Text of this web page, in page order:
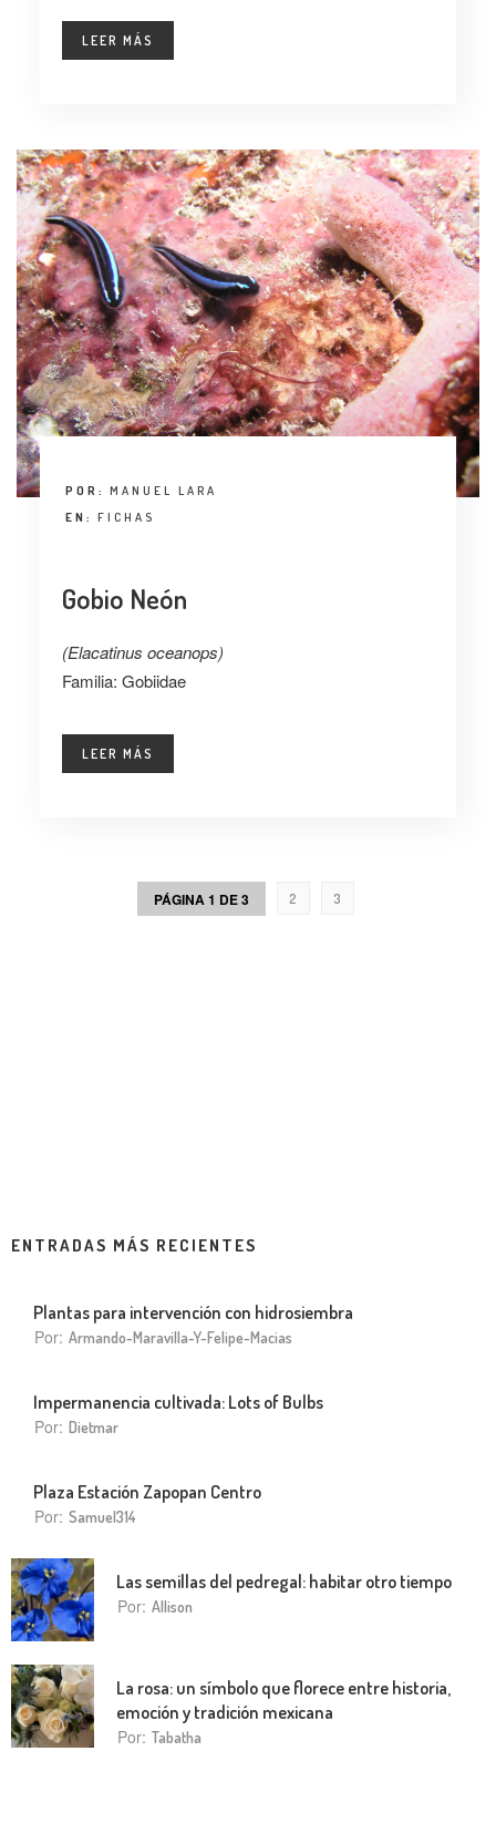
LEER MÁS
POR: MANUEL LARA
EN: FICHAS
Gobio Neón
(Elacatinus oceanops)
Familia: Gobiidae
LEER MÁS
PÁGINA 1 DE 3 2 3
ENTRADAS MÁS RECIENTES
Plantas para intervención con hidrosiembra
Por: Armando-Maravilla-Y-Felipe-Macias
Impermanencia cultivada: Lots of Bulbs
Por: Dietmar
Plaza Estación Zapopan Centro
Por: Samuel314
Las semillas del pedregal: habitar otro tiempo
Por: Allison
La rosa: un símbolo que florece entre historia,
emoción y tradición mexicana
Por: Tabatha